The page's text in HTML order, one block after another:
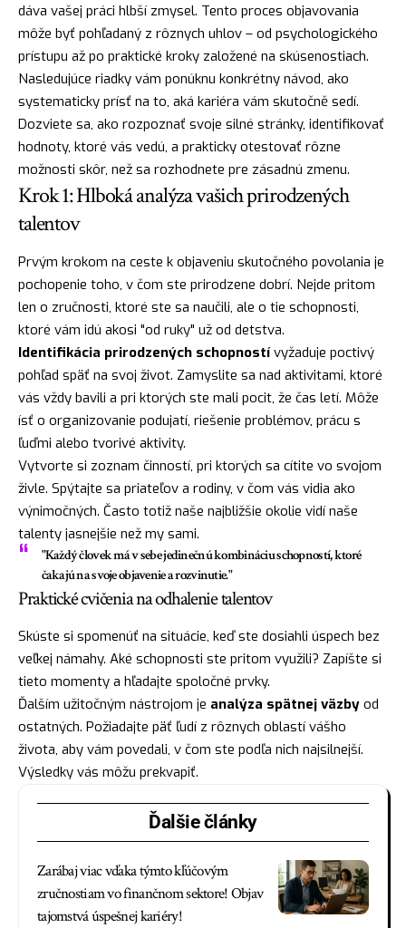
dáva vašej práci hlbší zmysel. Tento proces objavovania
môže byť pohľadaný z rôznych uhlov – od psychologického
prístupu až po praktické kroky založené na skúsenostiach.
Nasledujúce riadky vám ponúknu konkrétny návod, ako
systematicky prísť na to, aká kariéra vám skutočně sedí.
Dozviete sa, ako rozpoznať svoje silné stránky, identifikovať
hodnoty, ktoré vás vedú, a prakticky otestovať rôzne
možnosti skôr, než sa rozhodnete pre zásadnú zmenu.
Krok 1: Hlboká analýza vašich prirodzených
talentov
Prvým krokom na ceste k objaveniu skutočného povolania je
pochopenie toho, v čom ste prirodzene dobrí. Nejde pritom
len o zručnosti, ktoré ste sa naučili, ale o tie schopnosti,
ktoré vám idú akosi "od ruky" už od detstva.
Identifikácia prirodzených schopnostívyžaduje poctivý
pohľad späť na svoj život. Zamyslite sa nad aktivitami, ktoré
vás vždy bavili a pri ktorých ste mali pocit, že čas letí. Môže
ísť o organizovanie podujatí, riešenie problémov, prácu s
ľuďmi alebo tvorivé aktivity.
Vytvorte si zoznam činností, pri ktorých sa cítite vo svojom
živle. Spýtajte sa priateľov a rodiny, v čom vás vidia ako
výnimočných. Často totiž naše najbližšie okolie vidí naše
talenty jasnejšie než my sami.
"Každý človek má v sebe jedinečnú kombináciu schopností, ktoré
čakajú na svoje objavenie a rozvinutie."
Praktické cvičenia na odhalenie talentov
Skúste si spomenúť na situácie, keď ste dosiahli úspech bez
veľkej námahy. Aké schopnosti ste pritom využili? Zapíšte si
tieto momenty a hľadajte spoločné prvky.
Ďalším užitočným nástrojom je analýza spätnej väzby od
ostatných. Požiadajte päť ľudí z rôznych oblastí vášho
života, aby vám povedali, v čom ste podľa nich najsilnejší.
Výsledky vás môžu prekvapiť.
Ďalšie články
Zarábaj viac vďaka týmto kľúčovým
zručnostiam vo finančnom sektore! Objav
tajomstvá úspešnej kariéry!